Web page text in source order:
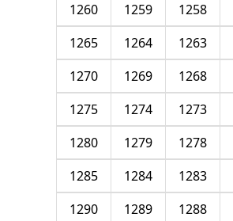
1258
1259
1260
1263
1264
1265
1268
1269
1270
1273
1274
1275
1278
1279
1280
1283
1284
1285
1288
1289
1290